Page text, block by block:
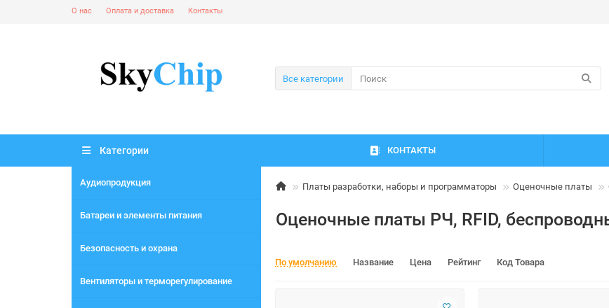
О нас Оплата и доставка Контакты
Все категории
Категории
Аудиопродукция
Батареи и элементы питания
Безопасность и охрана
Вентиляторы и терморегулирование
КОНТАКТЫ
Платы разработки, наборы и программаторы Оценочные платы
Оценочные платы РЧ, RFID,
По умолчанию Название Цена Рейтинг Код Товара